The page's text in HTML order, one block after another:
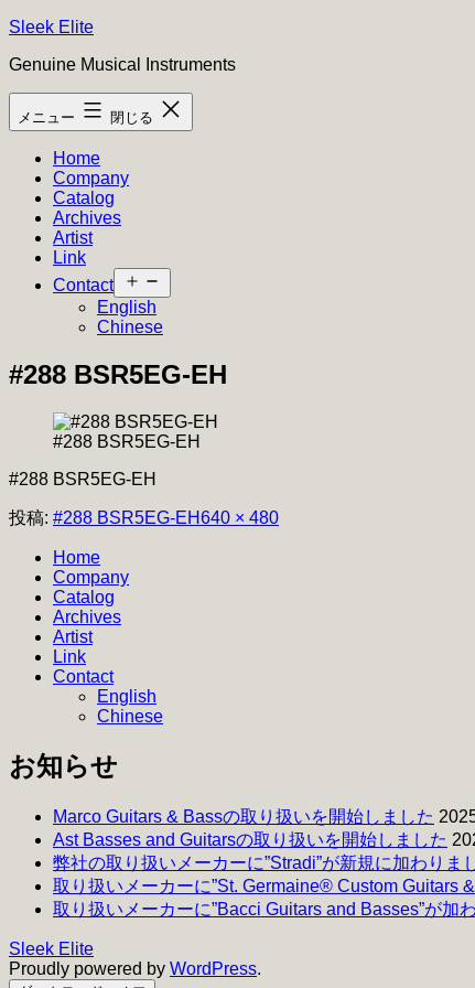
コ
テ
ン
ツ
Sleek Elite
Genuine Musical Instruments
メニュー 閉じる
Home
Company
Catalog
Archives
Artist
Link
Contact
ニ
ー
開
English
Chinese
#288 BSR5EG-EH
#288 BSR5EG-EH
#288 BSR5EG-EH
投稿: #288 BSR5EG-EHフ
640 × 480
Home
Company
Catalog
Archives
Artist
Link
Contact
English
Chinese
お知らせ
Marco Guitars & Bassの取り扱いを開始しました
Ast Basses and Guitarsの取り扱いを開始しました
弊社の取り扱いメーカーに”Stradi”が新規に加わりま
取り扱いメーカーに”St. Germaine® Custom Guitars
取り扱いメーカーに”Bacci Guitars and Basses”が加
Sleek Elite
Proudly powered by WordPress.